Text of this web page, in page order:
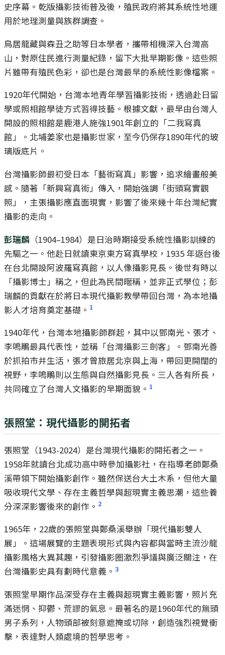
史序幕。乾版攝影技術普及後，殖民政府將其系統性地運
用於地理測量與族群調查。
鳥居龍藏與森丑之助等日本學者，攜帶相機深入台灣高
山，對原住民進行測量紀錄，留下大批早期影像。這些照
片雖帶有殖民色彩，卻也是台灣最早的系統性影像檔案。
1920年代開始，台灣本地青年學習攝影技術，透過赴日留
學或照相館學徒方式習得技藝。根據文獻，最早由台灣人
開設的照相館是鹿港人施強1901年創立的「二我寫真
館」。北埔姜家也是攝影世家，至今仍保存1890年代的玻
璃版底片。
台灣攝影師最初受日本「藝術寫真」影響，追求繪畫般美
感。隨著「新興寫真術」傳入，開始強調「街頭寫實觀
照」，主張攝影應直面現實，影響了後來幾十年台灣紀實
攝影的走向。
彭瑞麟 （1904–1984）是日治時期接受系統性攝影訓練的
先驅之一。他赴日就讀東京東方寫真學校，1935 年返台後
在台北開設阿波羅寫真館，以人像攝影見長。後世有時以
「攝影博士」稱之，但此為民間暱稱，並非正式學位；彭
瑞麟的貢獻在於將日本現代攝影教學帶回台灣，為本地攝
影人才培育奠定基礎。 1
1940年代，台灣本地攝影師群起，其中以鄧南光、張才、
李鳴鵰最具代表性，並稱「台灣攝影三劍客」。鄧南光善
於抓拍市井生活，張才曾旅居北京與上海，帶回更開闊的
視野，李鳴鵰則以生態與自然攝影見長。三人各有所長，
共同確立了台灣人文攝影的早期面貌。 1
張照堂：現代攝影的開拓者
張照堂（1943-2024）是台灣現代攝影的開拓者之一。
1958年就讀台北成功高中時參加攝影社，在指導老師鄭桑
溪帶領下開始攝影創作。雖然保送台大土木系，但他大量
吸收現代文學、存在主義哲學與超現實主義思潮，這些養
分深深影響後來的創作。 2
1965年，22歲的張照堂與鄭桑溪舉辦「現代攝影雙人
展」。這場展覽的主題表現形式與內容都與當時主流沙龍
攝影風格大異其趣，引發攝影圈激烈爭議與廣泛關注，在
台灣攝影史具有劃時代意義。 3
張照堂早期作品深受存在主義與超現實主義影響，照片充
滿迷惘、抑鬱、荒謬的氣息。最著名的是1960年代的無頭
男子系列，人物頭部被刻意遮掩或切除，創造強烈視覺衝
擊，表達對人類處境的哲學思考。